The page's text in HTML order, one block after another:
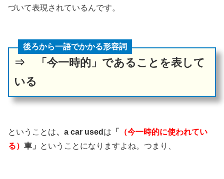
づいて表現されているんです。
後ろから一語でかかる形容詞
⇒ 「今一時的」であることを表して
いる
ということは、a car used は 「
（今一時的に使われてい
る） 車」 ということになりますよね。つまり、